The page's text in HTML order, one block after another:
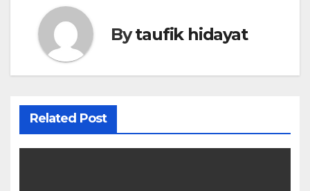
Bytaufik hidayat
Related Post